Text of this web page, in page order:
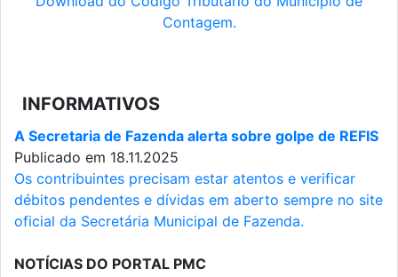
Contagem.
INFORMATIVOS
A Secretaria de Fazenda alerta sobre golpe de REFIS
Publicado em 18.11.2025
Os contribuintes precisam estar atentos e verificar
débitos pendentes e dívidas em aberto sempre no site
oficial da Secretária Municipal de Fazenda.
NOTÍCIAS DO PORTAL PMC